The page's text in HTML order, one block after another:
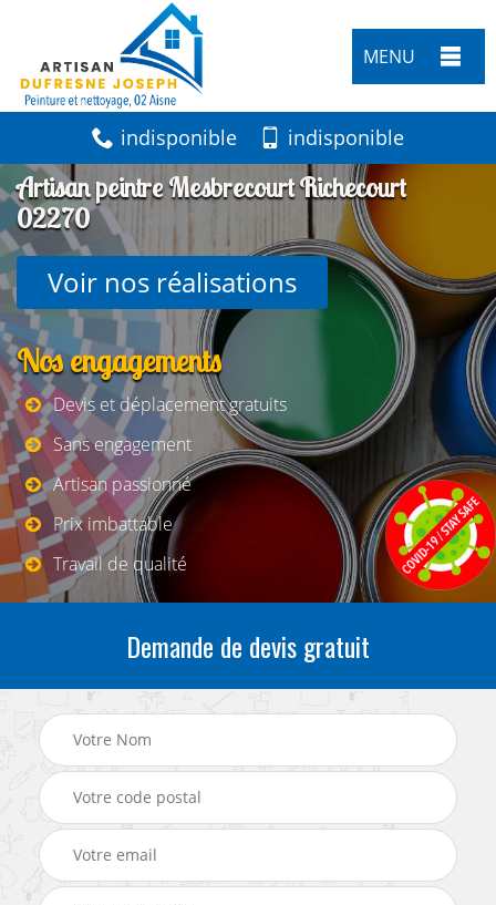
MENU
indisponible indisponible
Artisan peintre Mesbrecourt Richecourt
02270
Voir nos réalisations
Nos engagements
Devis et déplacement gratuits
Sans engagement
Artisan passionné
Prix imbattable
Travail de qualité
Demande de devis gratuit